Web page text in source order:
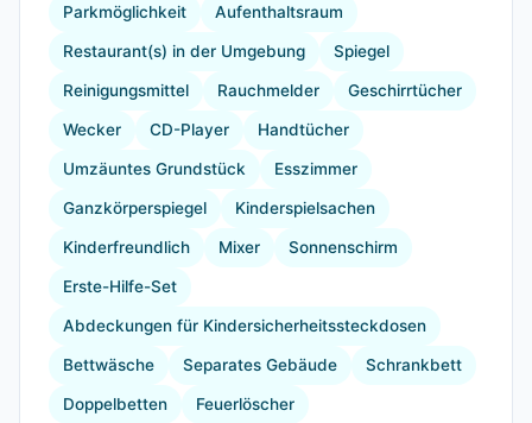
Parkmöglichkeit Aufenthaltsraum
Restaurant(s) in der Umgebung Spiegel
Reinigungsmittel Rauchmelder Geschirrtücher
Wecker CD-Player Handtücher
Umzäuntes Grundstück Esszimmer
Ganzkörperspiegel Kinderspielsachen
Kinderfreundlich Mixer Sonnenschirm
Erste-Hilfe-Set
Abdeckungen für Kindersicherheitssteckdosen
Bettwäsche Separates Gebäude Schrankbett
Doppelbetten Feuerlöscher